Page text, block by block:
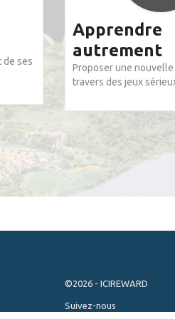
de ses
Apprendre
autrement
Proposer une nouvelle
travers des jeux
©2026 - ICIREWARD
Suivez-nous